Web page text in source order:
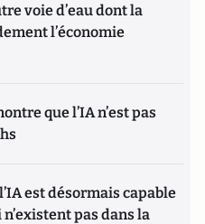
voie d’eau dont la
l’économie
que l’IA n’est pas
est désormais capable
pas dans la